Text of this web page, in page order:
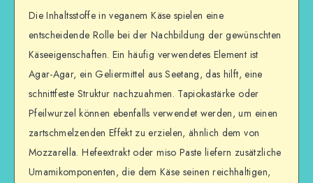
Die Inhaltsstoffe in veganem Käse spielen eine
entscheidende Rolle bei der Nachbildung der gewünschten
Käseeigenschaften. Ein häufig verwendetes Element ist
Agar-Agar, ein Geliermittel aus Seetang, das hilft, eine
schnittfeste Struktur nachzuahmen. Tapiokastärke oder
Pfeilwurzel können ebenfalls verwendet werden, um einen
zartschmelzenden Effekt zu erzielen, ähnlich dem von
Mozzarella. Hefeextrakt oder miso Paste liefern zusätzliche
Umamikomponenten, die dem Käse seinen reichhaltigen,